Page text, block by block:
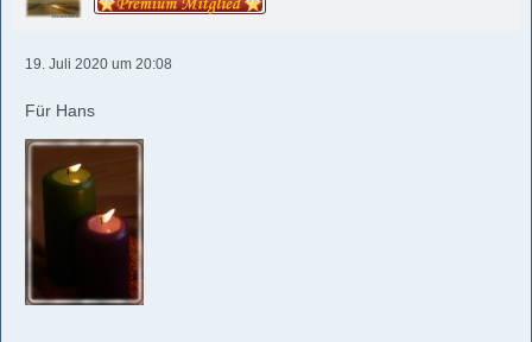
19. Juli 2020 um 20:08
Für Hans